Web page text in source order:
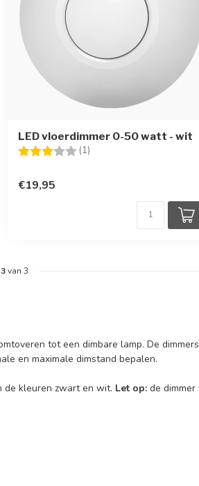
LED vloerdimmer 0-50 watt - wit
Beoordeling: (1)
€19,95
3van 3
tot een dimbare lamp. De
en maximale dimstand bepalen.
de kleuren zwart en wit. Let op: de